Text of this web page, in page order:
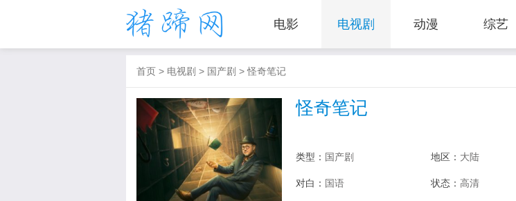
电影 电视剧 动漫 综艺
首页 > 电视剧 > 国产剧 >怪奇笔记
怪奇笔记
类型： 国产剧 地区： 大陆
对白： 国语 状态： 高清